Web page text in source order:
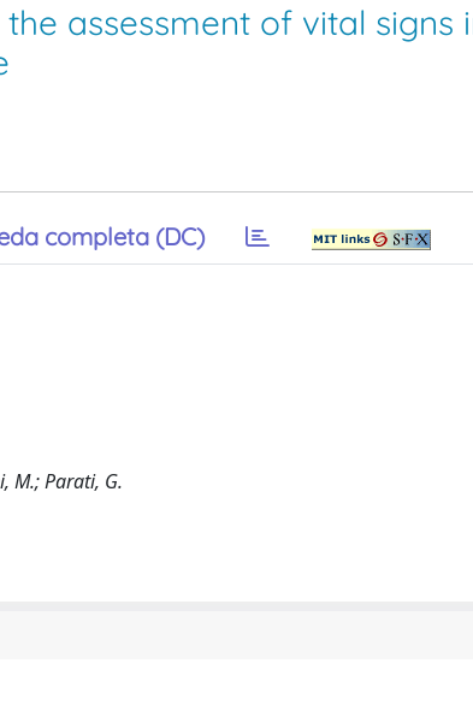
assessment of vital signs
completa (DC)
M.; Parati, G.